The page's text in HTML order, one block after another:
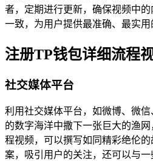
者，定期进行更新，确保视频中
一致，为用户提供最准确、最实用
注册TP钱包详细流程
社交媒体平台
利用社交媒体平台，如微博、微
的数字海洋中撒下一张巨大的渔
程视频，可以撰写如同精彩绝伦
案，吸引用户的关注，还可以与